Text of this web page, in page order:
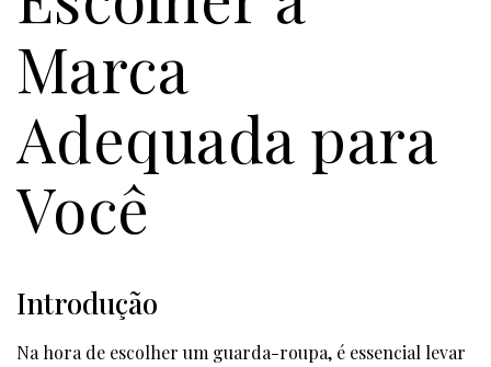
Marca
Adequada para
Você
Introdução
Na hora de escolher um guarda-roupa, é essencial levar